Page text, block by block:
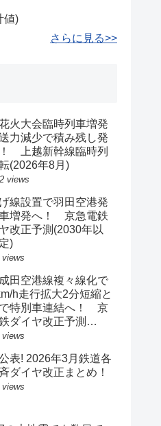
値)
さらに見る>>
火大会臨時列車増発
力減少で積み残し発
上越新幹線臨時列
(2026年8月)
views
線設置で羽田空港発
増発へ！ 京急電鉄
改正予測(2030年以
)
views
田空港線複々線化で
h走行拡大2分短縮と
特別車連結へ！ 京
ダイヤ改正予測
年以降予定)
views
表! 2026年3月鉄道各
ダイヤ改正まとめ！
views